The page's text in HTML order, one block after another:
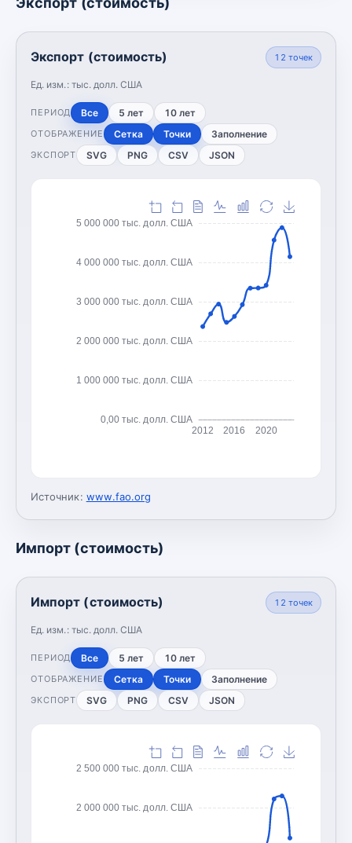
Экспорт (стоимость)
Ед. изм.: тыс. долл. США
12 точек
ПЕРИОД Все 5 лет 10 лет
ОТОБРАЖЕНИЕ Сетка Точки Заполнение
ЭКСПОРТ SVG PNG CSV JSON
0,00 тыс. долл. США
1 000 000 тыс. долл. США
2 000 000 тыс. долл. США
3 000 000 тыс. долл. США
4 000 000 тыс. долл. США
5 000 000 тыс. долл. США
2012 2016 2020
Источник: www.fao.org
Импорт (стоимость)
Импорт (стоимость)
Ед. изм.: тыс. долл. США
12 точек
ПЕРИОД Все 5 лет 10 лет
ОТОБРАЖЕНИЕ Сетка Точки Заполнение
ЭКСПОРТ SVG PNG CSV JSON
2 000 000 тыс. долл. США
2 500 000 тыс. долл. США